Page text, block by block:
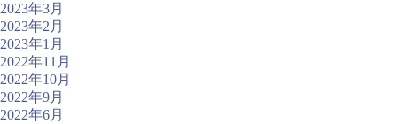
2023年3月
2023年2月
2023年1月
2022年11月
2022年10月
2022年9月
2022年6月